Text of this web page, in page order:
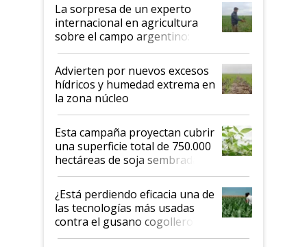
La sorpresa de un experto
internacional en agricultura
sobre el campo argentino:
"Estoy muy impresionado"
Advierten por nuevos excesos
hídricos y humedad extrema en
la zona núcleo
Esta campaña proyectan cubrir
una superficie total de 750.000
hectáreas de soja sembradas
con una nueva generación de
variedades que marcan un
salto tecnológico en genética y
rendimiento
¿Está perdiendo eficacia una de
las tecnologías más usadas
contra el gusano cogollero? El
desafío de una tecnología clave